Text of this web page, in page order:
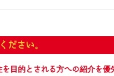
ださい。
を目的とされる方への紹介を優